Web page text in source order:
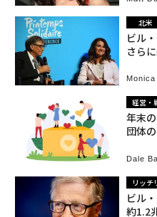
北米
ビル
さら
経営・
年末
団体
Dale
リッチ
ビル
約1.2